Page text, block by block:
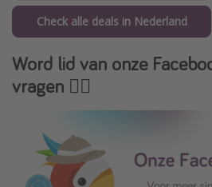
Check alle deals in Nederland
Word lid van onze
vragen 👇🏻